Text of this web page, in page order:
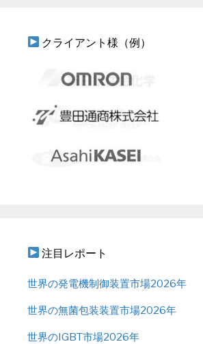
クライアント様（例）
注目レポート
世界の発電機制御装置市場2026年
世界の無菌包装装置市場2026年
世界のIGBT市場2026年